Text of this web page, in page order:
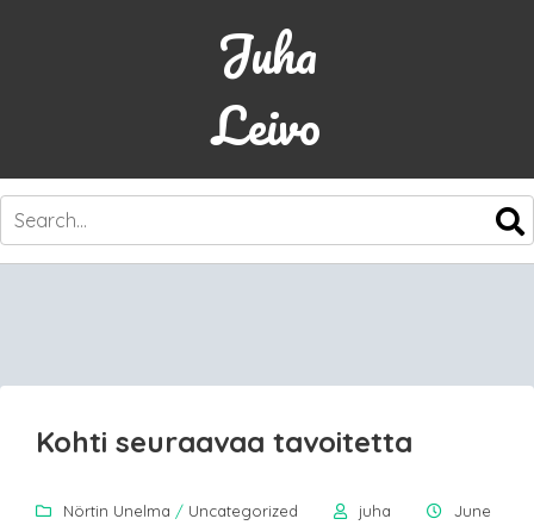
Juha
Leivo
SKIP
CONTENT
Kohti seuraavaa tavoitetta
Nörtin Unelma / Uncategorized juha
June